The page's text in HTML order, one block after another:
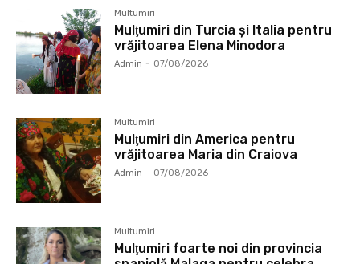
Multumiri
Mulţumiri din Turcia și Italia pentru
vrăjitoarea Elena Minodora
Admin - 07/08/2026
Multumiri
Mulţumiri din America pentru
vrăjitoarea Maria din Craiova
Admin - 07/08/2026
Multumiri
Mulţumiri foarte noi din provincia